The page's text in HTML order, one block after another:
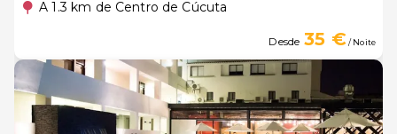
A 1.3 km de Centro de Cúcuta
Desde 35 €/ Noite